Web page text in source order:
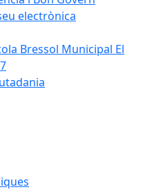
electrònica
Bressol Municipal El